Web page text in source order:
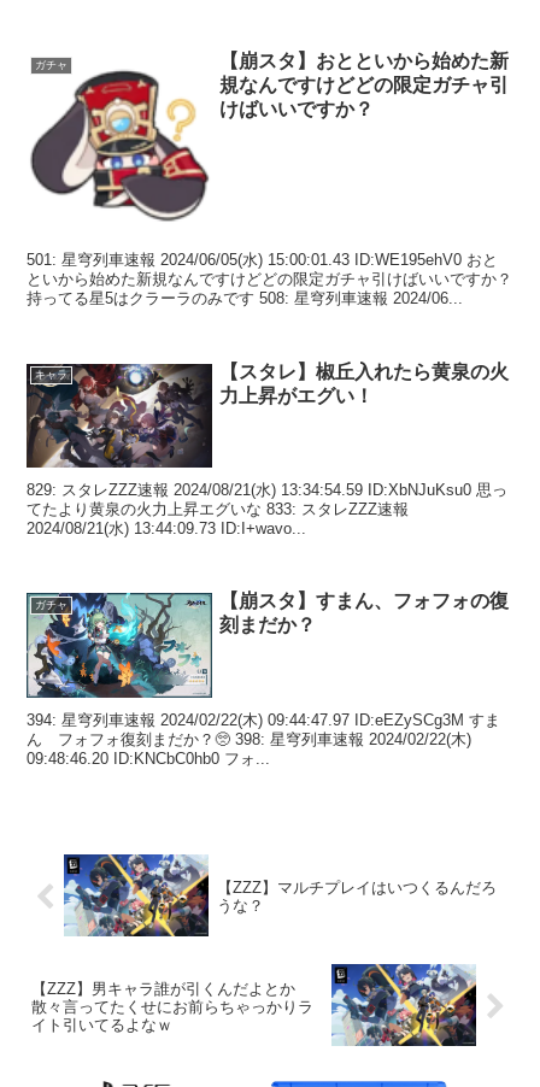
ガチャ
【崩スタ】おとといから始めた新
規なんですけどどの限定ガチャ引
けばいいですか？
501: 星穹列車速報 2024/06/05(水) 15:00:01.43 ID:WE195ehV0 おと
といから始めた新規なんですけどどの限定ガチャ引けばいいですか？
持ってる星5はクラーラのみです 508: 星穹列車速報 2024/06...
キャラ
【スタレ】椒丘入れたら黄泉の火
力上昇がエグい！
829: スタレZZZ速報 2024/08/21(水) 13:34:54.59 ID:XbNJuKsu0 思っ
てたより黄泉の火力上昇エグいな 833: スタレZZZ速報
2024/08/21(水) 13:44:09.73 ID:I+wavo...
ガチャ
【崩スタ】すまん、フォフォの復
刻まだか？
394: 星穹列車速報 2024/02/22(木) 09:44:47.97 ID:eEZySCg3M すま
ん フォフォ復刻まだか？🥺 398: 星穹列車速報 2024/02/22(木)
09:48:46.20 ID:KNCbC0hb0 フォ...
【ZZZ】マルチプレイはいつくるんだろ
うな？
【ZZZ】男キャラ誰が引くんだよとか
散々言ってたくせにお前らちゃっかりラ
イト引いてるよなｗ